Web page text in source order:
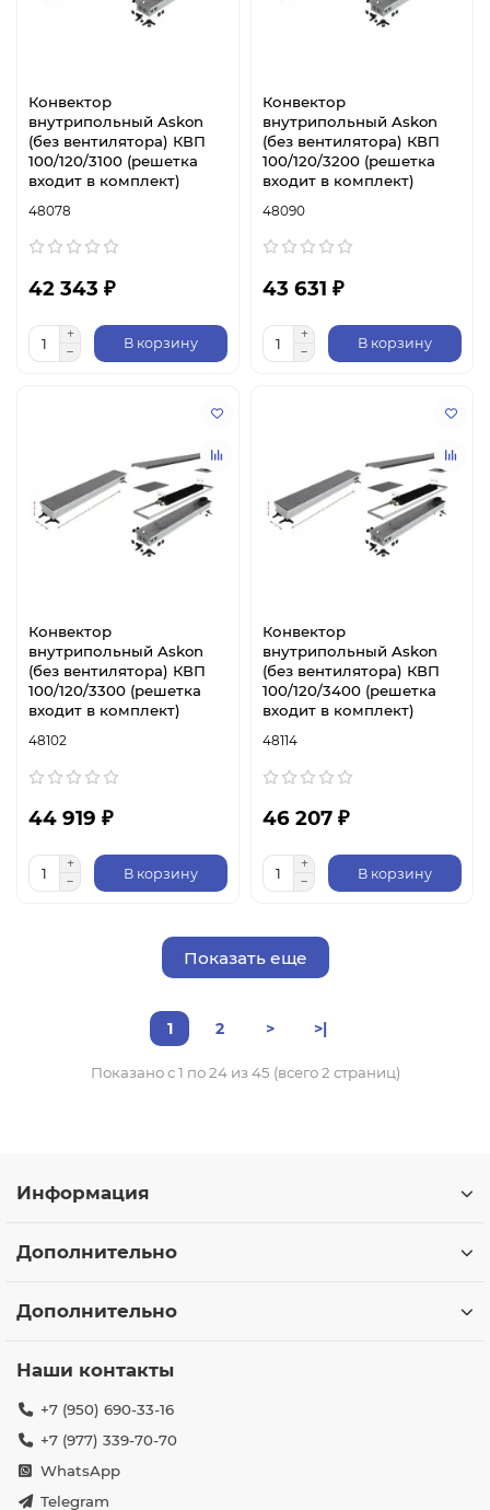
Конвектор
внутрипольный Askon
(без вентилятора) КВП
100/120/3100 (решетка
входит в комплект)
48078
42 343 ₽
В корзину
Конвектор
внутрипольный Askon
(без вентилятора) КВП
100/120/3200 (решетка
входит в комплект)
48090
43 631 ₽
В корзину
Конвектор
внутрипольный Askon
(без вентилятора) КВП
100/120/3300 (решетка
входит в комплект)
48102
44 919 ₽
В корзину
Конвектор
внутрипольный Askon
(без вентилятора) КВП
100/120/3400 (решетка
входит в комплект)
48114
46 207 ₽
В корзину
Показать еще
1 2 > >|
Показано с 1 по 24 из 45 (всего 2 страниц)
Информация
Дополнительно
Дополнительно
Наши контакты
+7 (950) 690-33-16
+7 (977) 339-70-70
WhatsApp
Telegram